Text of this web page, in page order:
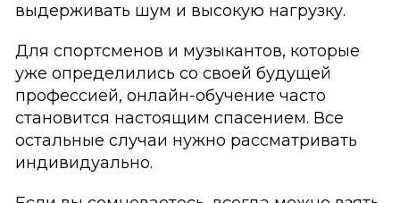
выдерживать шум и высокую нагрузку.
Для спортсменов и музыкантов, которые
уже определились со своей будущей
профессией, онлайн-обучение часто
становится настоящим спасением. Все
остальные случаи нужно рассматривать
индивидуально.